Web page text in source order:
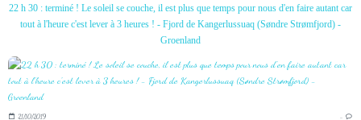
22 h 30 : terminé ! Le soleil se couche, il est plus que temps pour nous d'en faire autant car
tout à l'heure c'est lever à 3 heures ! - Fjord de Kangerlussuaq (Søndre Strømfjord) -
Groenland
21/10/2019 …